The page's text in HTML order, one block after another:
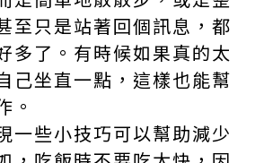
至只是站著回個訊息，都
多了。有時候如果真的太
己坐直一點，這樣也能幫
。
一些小技巧可以幫助減少